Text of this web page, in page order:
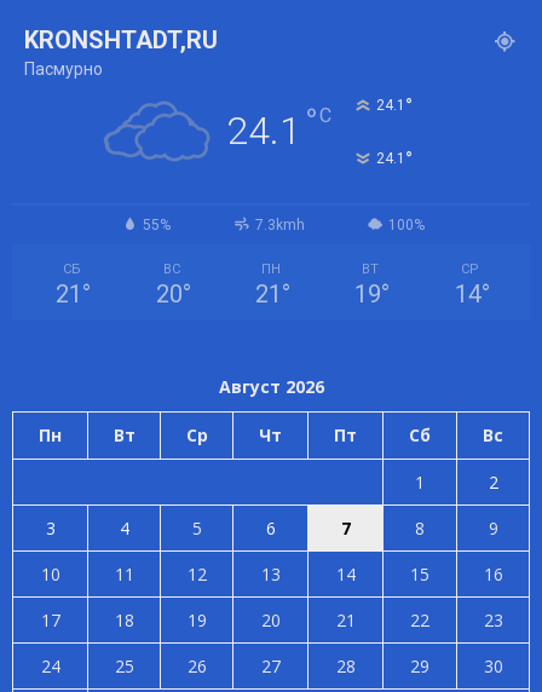
KRONSHTADT,RU
Пасмурно
24.1 °C 24.1 °
24.1 °
55% 7.3kmh 100%
СБ
21 °
ВС
20°
ПН
21 °
ВТ
19°
СР
14°
Август 2026
Пн Вт Ср Чт Пт Сб Вс
1
2
3
4 5 6 7 8
9
10
11 12 13 14 15
16
17
18 19 20 21 22
23
24
25 26 27 28 29 30